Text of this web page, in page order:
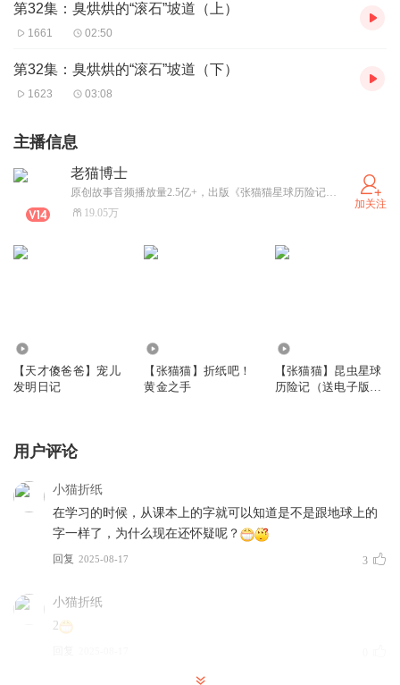
第32集：臭烘烘的“滚石”坡道（上）
1661 02:50
第32集：臭烘烘的“滚石”坡道（下）
1623 03:08
主播信息
老猫博士
原创故事音频播放量2.5亿+，出版《张猫猫星球历险记》、《天才傻爸爸》系列丛书，带孩子们编故事、玩科学——最重要的：所有故事都是老猫自编自播自制，在AI盛行的时代，带给您最诚挚的匠心体验！
19.05万
加关注
【天才傻爸爸】宠儿
发明日记
【张猫猫】折纸吧！
黄金之手
【张猫猫】昆虫星球
历险记（送电子版昆
用户评论
小猫折纸
在学习的时候，从课本上的字就可以知道是不是跟地球上的
字一样了，为什么现在还怀疑呢？
回复 2025-08-17 3
小猫折纸
2